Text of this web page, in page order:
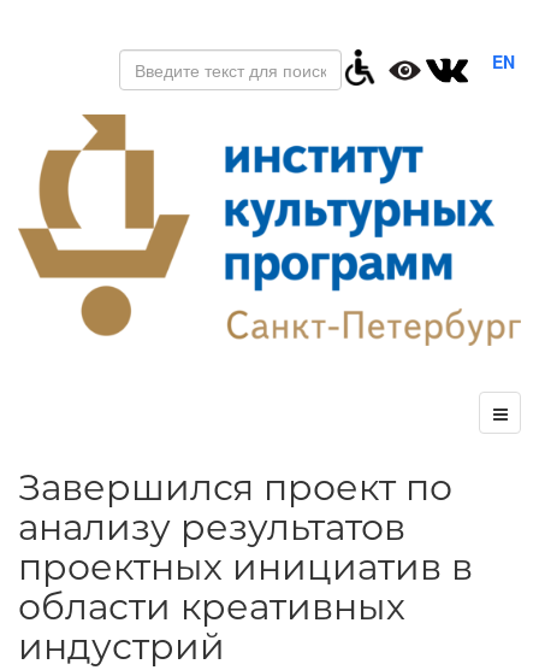
EN
Завершился проект по
анализу результатов
проектных инициатив в
области креативных
индустрий